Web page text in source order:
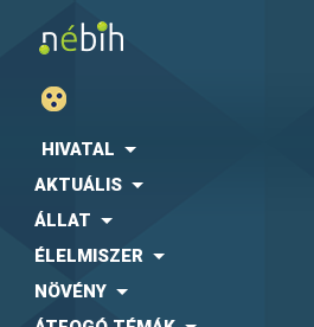
HIVATAL
AKTUÁLIS
ÁLLAT
ÉLELMISZER
NÖVÉNY